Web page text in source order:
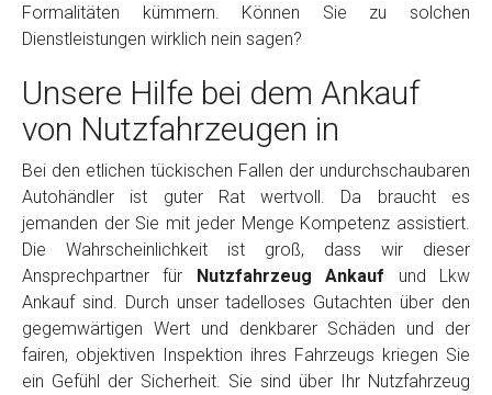
Formalitäten kümmern. Können Sie zu solchen
Dienstleistungen wirklich nein sagen?
Unsere Hilfe bei dem Ankauf
von Nutzfahrzeugen in
Bei den etlichen tückischen Fallen der undurchschaubaren
Autohändler ist guter Rat wertvoll. Da braucht es
jemanden der Sie mit jeder Menge Kompetenz assistiert.
Die Wahrscheinlichkeit ist groß, dass wir dieser
Ansprechpartner für Nutzfahrzeug Ankauf und Lkw
Ankauf sind. Durch unser tadelloses Gutachten über den
gegemwärtigen Wert und denkbarer Schäden und der
fairen, objektiven Inspektion ihres Fahrzeugs kriegen Sie
ein Gefühl der Sicherheit. Sie sind über Ihr Nutzfahrzeug